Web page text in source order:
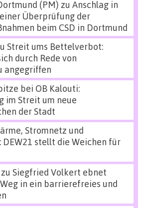
(PM) zu Anschlag in
Überprüfung der
beim CSD in Dortmund
Streit ums Bettelverbot:
durch Rede von
angegriffen
bei OB Kalouti:
im Streit um neue
der Stadt
Stromnetz und
stellt die Weichen für
zu Siegfried Volkert ebnet
in ein barrierefreies und